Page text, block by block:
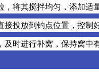
，将其搅拌均匀，添加适
接投放到钓点位置，控制
及时进行补窝，保持窝中